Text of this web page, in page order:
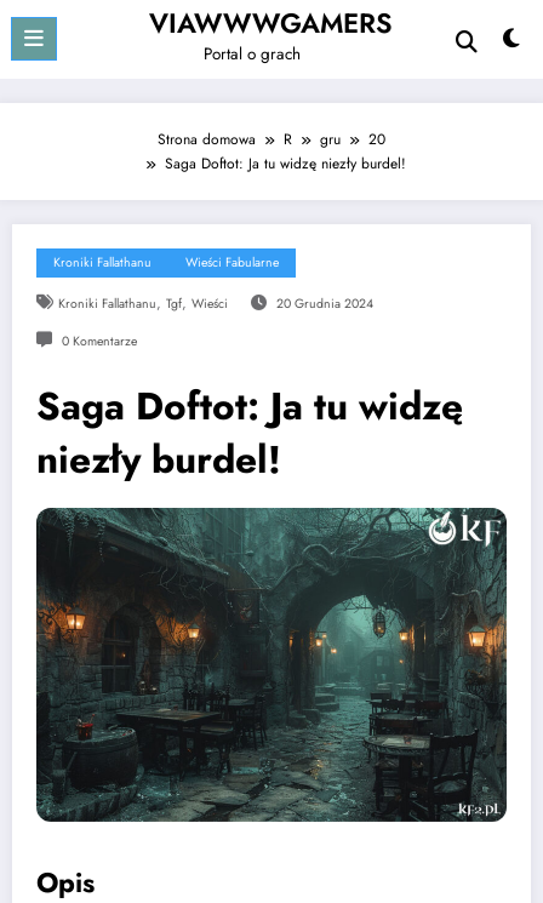
treści
VIAWWWGAMERS
Portal o grach
Strona domowa R gru
20
Saga Doftot: Ja tu widzę niezły burdel!
Kroniki Fallathanu Wieści Fabularne
Kroniki Fallathanu, Tgf, Wieści 20 Grudnia 2024
0 Komentarze
Saga Doftot: Ja tu widzę
niezły burdel!
Opis